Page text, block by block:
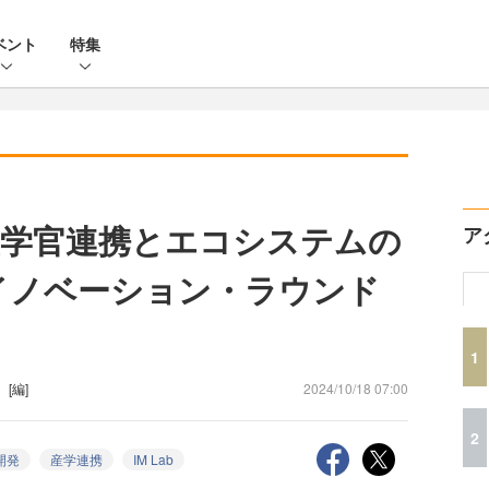
ント 特集
官連携とエコシステムの
ベーション・ラウンド
[編] 2024/10/18 07:00
発 産学連携 IM Lab
ア
1
2